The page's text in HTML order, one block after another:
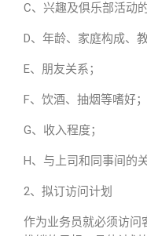
C、兴趣及俱乐部活动的
D、年龄、家庭构成、
E、朋友关系；
F、饮酒、抽烟等嗜好；
G、收入程度；
H、与上司和同事间的关
2、拟订访问计划
作为业务员就必须访问